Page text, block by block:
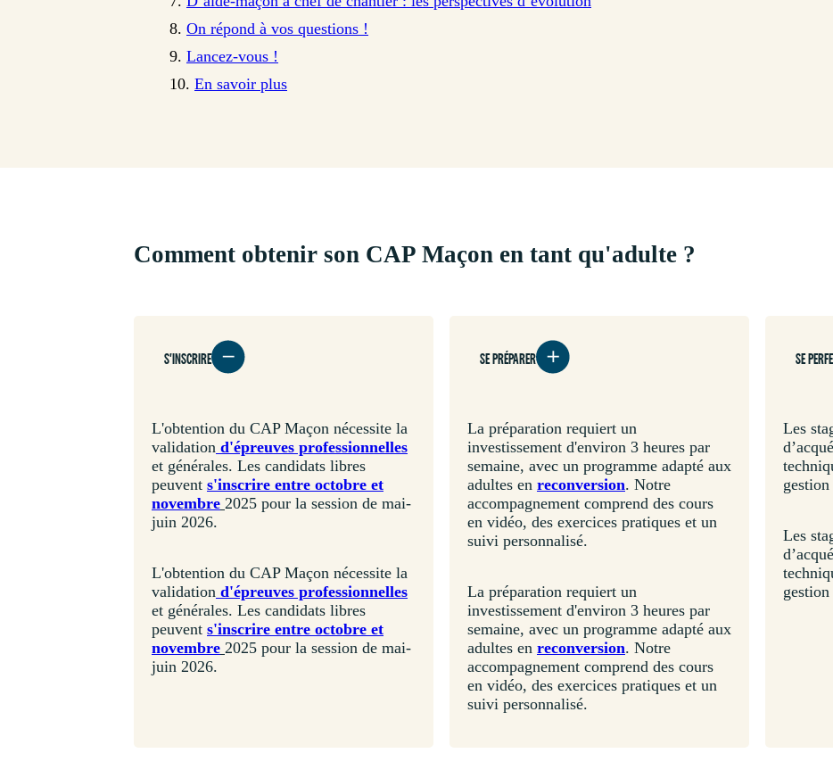
On répond à vos questions !
Lancez-vous !
En savoir plus
Comment obtenir son CAP Maçon en tant qu'adulte ?
S'INSCRIRE
L'obtention du CAP Maçon nécessite la
validation d'épreuves professionnelles
et générales. Les candidats libres
peuvent s'inscrire entre octobre et
novembre 2025 pour la session de mai-
juin 2026.
L'obtention du CAP Maçon nécessite la
validation d'épreuves professionnelles
et générales. Les candidats libres
peuvent s'inscrire entre octobre et
novembre 2025 pour la session de mai-
juin 2026.
SE PRÉPARER
La préparation requiert un
investissement d'environ 3 heures par
semaine, avec un programme adapté aux
adultes en reconversion. Notre
accompagnement comprend des cours
en vidéo, des exercices pratiques et un
suivi personnalisé.
La préparation requiert un
investissement d'environ 3 heures par
semaine, avec un programme adapté aux
adultes en reconversion. Notre
accompagnement comprend des cours
en vidéo, des exercices pratiques et un
suivi personnalisé.
SE
Les
Les